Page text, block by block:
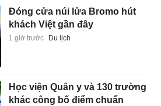
Đóng cửa núi lửa Bromo hút
khách Việt gần đây
1 giờ trước Du lịch
Học viện Quân y và 130 trường
khác công bố điểm chuẩn